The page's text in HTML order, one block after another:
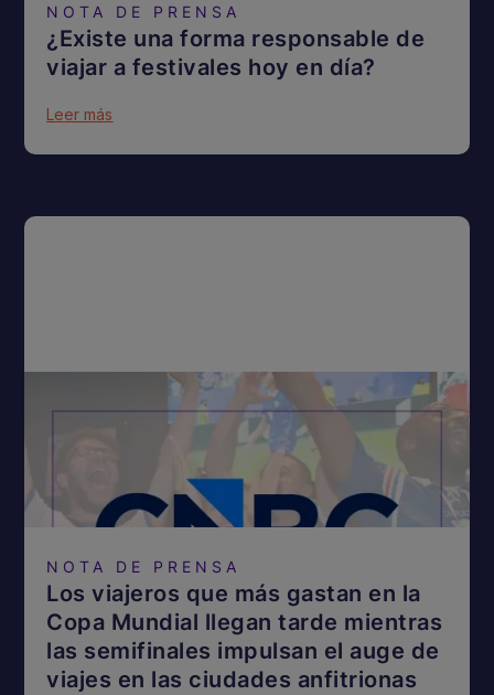
NOTA DE PRENSA
¿Existe una forma responsable de
viajar a festivales hoy en día?
Leer más
NOTA DE PRENSA
Los viajeros que más gastan en la
Copa Mundial llegan tarde mientras
las semifinales impulsan el auge de
viajes en las ciudades anfitrionas